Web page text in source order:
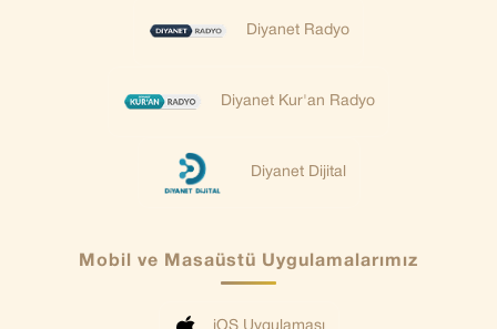
Diyanet Radyo
Diyanet Kur'an Radyo
Diyanet Dijital
Mobil ve Masaüstü Uygulamalarımız